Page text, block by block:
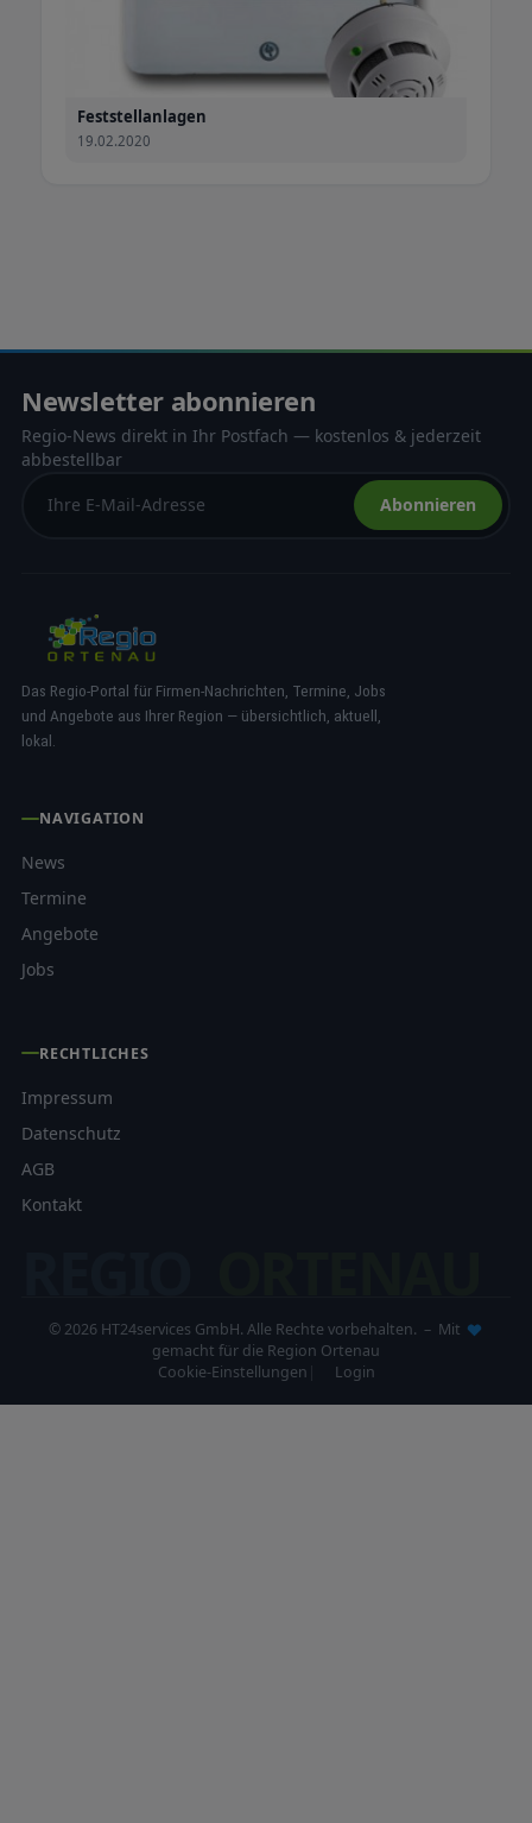
Feststellanlagen
19.02.2020
Newsletter abonnieren
Regio-News direkt in Ihr Postfach — kostenlos & jederzeit
abbestellbar
Abonnieren
Das Regio-Portal für Firmen-Nachrichten, Termine, Jobs
und Angebote aus Ihrer Region — übersichtlich, aktuell,
lokal.
NAVIGATION
News
Termine
Angebote
Jobs
RECHTLICHES
Impressum
Datenschutz
AGB
Kontakt
© 2026 HT24services GmbH. Alle Rechte vorbehalten. – Mit
gemacht für die Region Ortenau
Cookie-Einstellungen
Login